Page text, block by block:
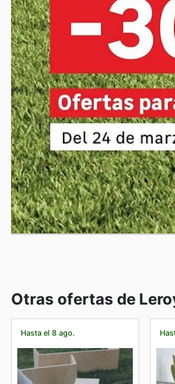
Otras ofertas de
Hasta el 8 ago.